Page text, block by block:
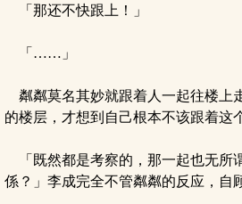
「那还不快跟上！」
「……」
粼粼莫名其妙就跟着人一起往楼上
的楼层，才想到自己根本不该跟着这
「既然都是考察的，那一起也无所
係？」李成完全不管粼粼的反应，自